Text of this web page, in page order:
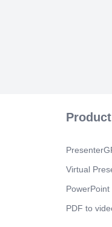
Product
Virtual
PDF to